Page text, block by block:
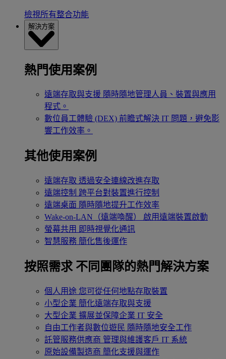
檢視所有整合功能
解決方案
熱門使用案例
遠端存取與支援 隨時隨地管理人員、裝置與應用
程式。
數位員工體驗 (DEX) 前瞻式解決 IT 問題，避免影
響工作效率。
其他使用案例
遠端存取 透過安全連線改進存取
遠端控制 跨平台對裝置進行控制
遠端桌面 隨時隨地提升工作效率
Wake-on-LAN（遠端喚醒）
啟用遠端裝置啟動
螢幕共用 即時視覺化通訊
智慧服務 簡化售後運作
按照需求 不同團隊的熱門解決方案
個人用途 您可從任何地點存取裝置
小型企業 簡化遠端存取與支援
大型企業 擴展並保障企業 IT 安全
自由工作者與數位遊民 隨時隨地安全工作
託管服務供應商 管理與維護客戶 IT 系統
原始設備製造商 簡化支援與運作